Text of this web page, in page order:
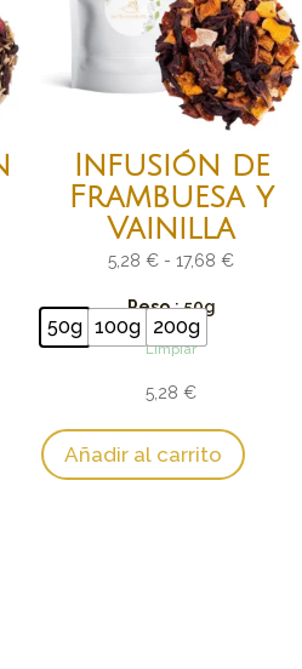
Infusión de
Frambuesa y
Vainilla
5,28€ - 17,68€Rango
17,68 €
Peso : 50g
50g 100g 200g
Limpiar
5,28€
Añadir al carrito